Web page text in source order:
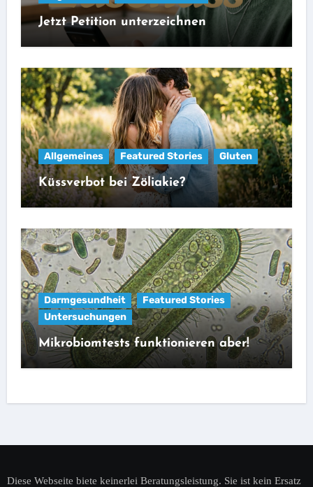
Jetzt Petition unterzeichnen
Allgemeines Featured Stories Gluten
Küssverbot bei Zöliakie?
Darmgesundheit
Featured Stories
Untersuchungen
Mikrobiomtests funktionieren aber!
Diese Webseite biete keinerlei Beratungsleistung. Sie ist kein Ersatz